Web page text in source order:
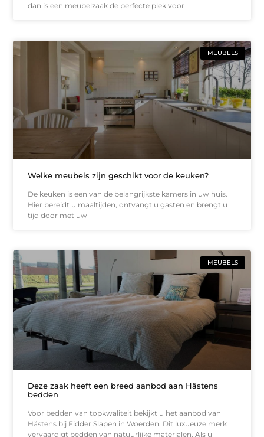
dan is een meubelzaak de perfecte plek voor
MEUBELS
Welke meubels zijn geschikt voor de keuken?
De keuken is een van de belangrijkste kamers in uw huis.
Hier bereidt u maaltijden, ontvangt u gasten en brengt u
tijd door met uw
MEUBELS
Deze zaak heeft een breed aanbod aan Hästens
bedden
Voor bedden van topkwaliteit bekijkt u het aanbod van
Hästens bij Fidder Slapen in Woerden. Dit luxueuze merk
vervaardigt bedden van natuurlijke materialen. Als u